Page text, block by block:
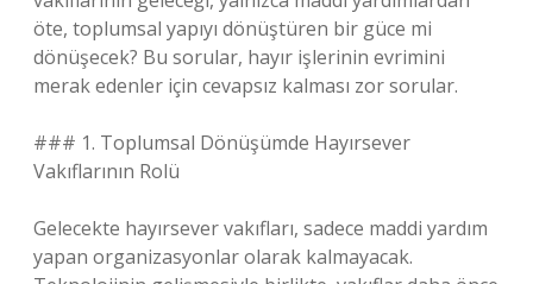
öte, toplumsal yapıyı dönüştüren bir güce mi
dönüşecek? Bu sorular, hayır işlerinin evrimini
merak edenler için cevapsız kalması zor sorular.
### 1. Toplumsal Dönüşümde Hayırsever
Vakıflarının Rolü
Gelecekte hayırsever vakıfları, sadece maddi yardım
yapan organizasyonlar olarak kalmayacak.